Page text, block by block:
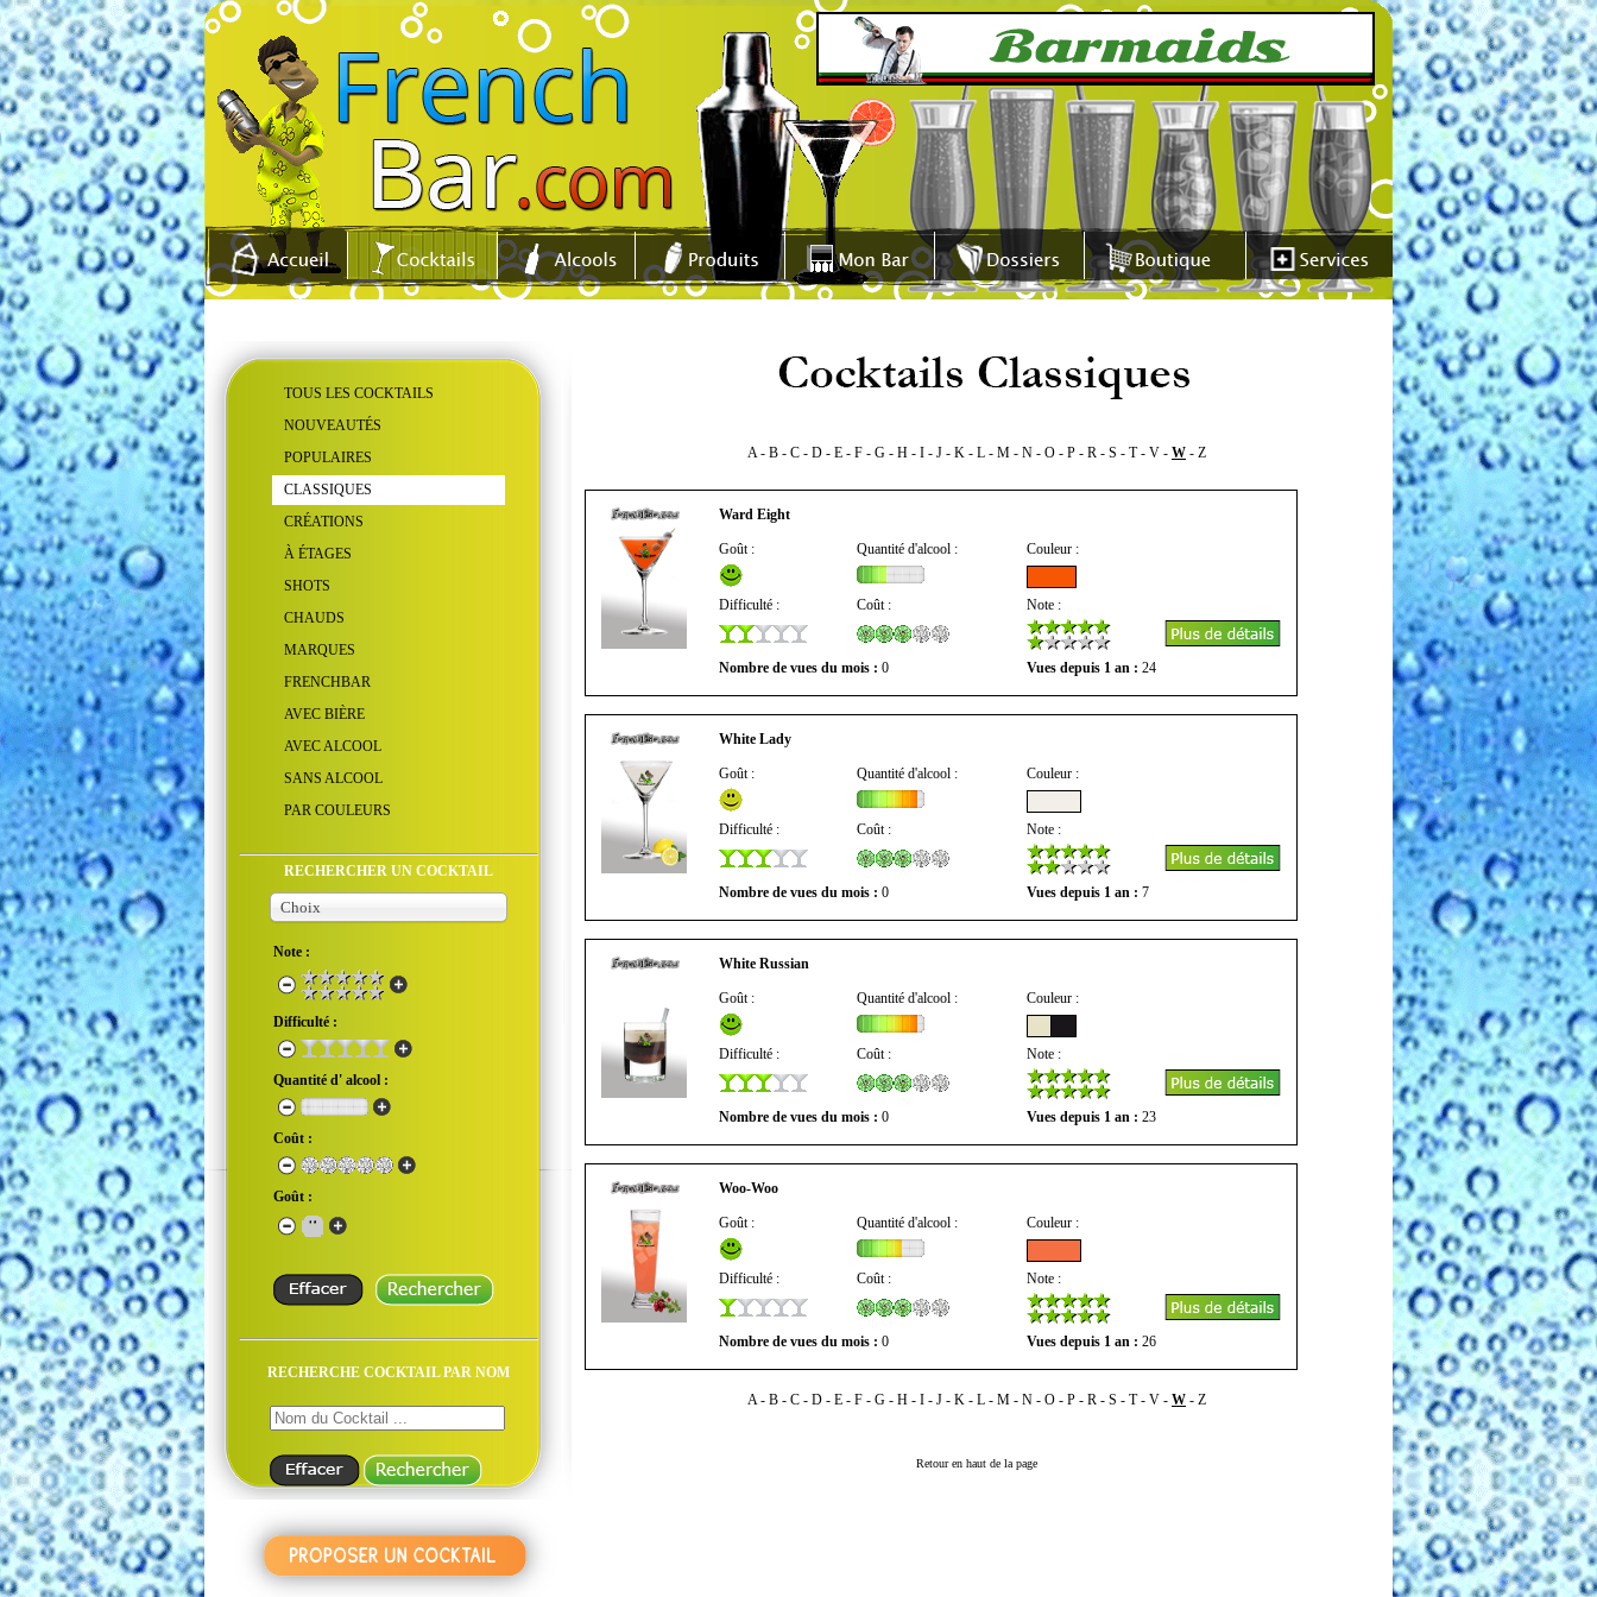
TOUS LES COCKTAILS
NOUVEAUTÉS
POPULAIRES
CLASSIQUES
CRÉATIONS
À ÉTAGES
SHOTS
CHAUDS
MARQUES
FRENCHBAR
AVEC BIÈRE
AVEC ALCOOL
SANS ALCOOL
PAR COULEURS
RECHERCHER UN COCKTAIL
Choix
Note :
Difficulté :
Quantité d' alcool :
Coût :
Goût :
RECHERCHE COCKTAIL PAR NOM
A- B - C - D - E - F - G - H - I - J - K - L - M - N - O - P - R - S - T- V - W - Z
Ward Eight
Goût : Quantité d'alcool : Couleur :
Difficulté : Coût : Note :
Nombre de vues du mois : 0 Vues depuis 1 an : 24
White Lady
Goût : Quantité d'alcool : Couleur :
Difficulté : Coût : Note :
Nombre de vues du mois : 0 Vues depuis 1 an : 7
White Russian
Goût : Quantité d'alcool : Couleur :
Difficulté : Coût : Note :
Nombre de vues du mois : 0 Vues depuis 1 an : 23
Woo-Woo
Goût : Quantité d'alcool : Couleur :
Difficulté : Coût : Note :
Nombre de vues du mois : 0 Vues depuis 1 an : 26
A- B - C - D - E - F - G - H - I - J - K - L - M - N - O - P - R - S - T- V - W - Z
Retour en haut de la page